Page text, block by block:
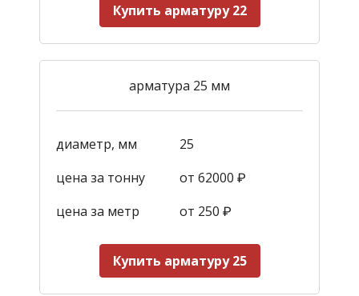
Купить арматуру 22
арматура 25 мм
диаметр, мм
25
цена за тонну
от 62000 ₽
цена за метр
от 250 ₽
Купить арматуру 25